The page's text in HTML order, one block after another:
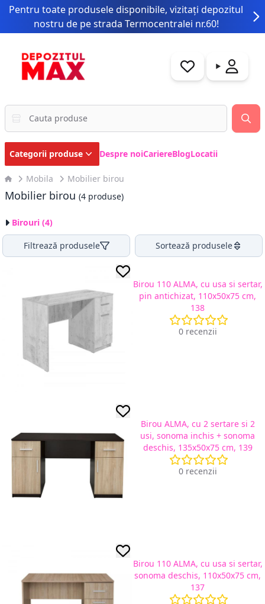
Pentru toate produsele disponibile, vizitați depozitul
nostru de pe strada Termocentralei nr.60!
Categorii produse Despre noiCariereBlogLocatii
Mobila Mobilier birou
Mobilier birou (4 produse)
Birouri (4)
Filtrează produsele Sortează produsele
Birou 110 ALMA, cu usa si sertar,
pin antichizat, 110x50x75 cm,
138
0 recenzii
Birou ALMA, cu 2 sertare si 2
usi, sonoma inchis + sonoma
deschis, 135x50x75 cm, 139
0 recenzii
Birou 110 ALMA, cu usa si sertar,
sonoma deschis, 110x50x75 cm,
137